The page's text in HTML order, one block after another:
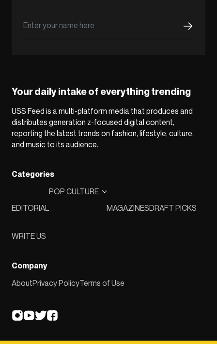
Your daily intake of everything trending
USS Feed is a multi-platform media that produces and
distributes generation z-focused digital content,
reporting the latest trends on fashion, lifestyle, culture,
and music to its audience.
Categories
EDITORIAL
POP CULTURE
MAGAZINESDRAFT PICKS
WRITE US
Company
AboutPrivacy PolicyTerms of Use